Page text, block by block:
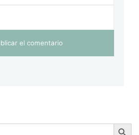
Botón de